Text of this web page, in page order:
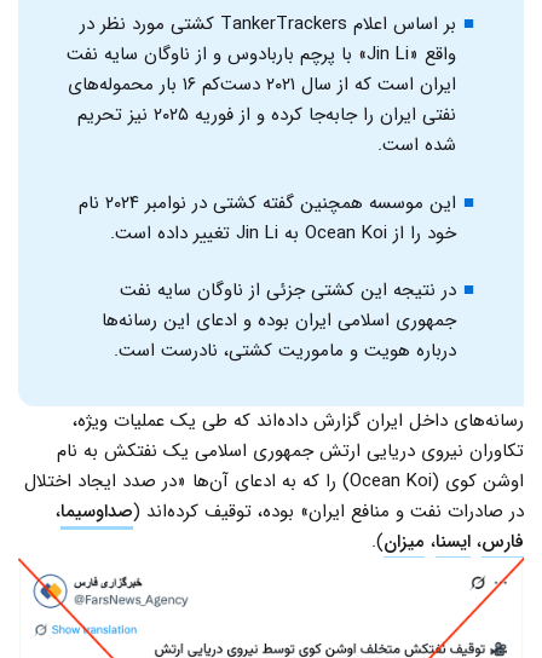
بر اساس اعلام TankerTrackers کشتی مورد نظر در
واقع «Jin Li» با پرچم باربادوس و از ناوگان سایه نفت
ایران است که از سال ۲۰۲۱ دست‌کم ۱۶ بار محموله‌های
نفتی ایران را جابه‌جا کرده و از فوریه ۲۰۲۵ نیز تحریم
شده است.
این موسسه همچنین گفته کشتی در نوامبر ۲۰۲۴ نام
خود را از Ocean Koi به Jin Li تغییر داده است.
در نتیجه این کشتی جزئی از ناوگان سایه نفت
جمهوری اسلامی ایران بوده‌ و ادعای این رسانه‌ها
درباره هویت و ماموریت کشتی، نادرست است.
رسانه‌های داخل ایران گزارش داده‌اند که طی یک عملیات ویژه،
تکاوران نیروی دریایی ارتش جمهوری اسلامی یک نفتکش به نام
اوشن کوی (Ocean Koi) را که به ادعای آن‌ها «در صدد ایجاد اختلال
در صادرات نفت و منافع ایران» بوده، توقیف کرده‌اند (صداوسیما،
فارس، ایسنا، میزان).